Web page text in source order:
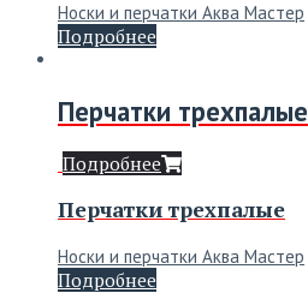
Носки и перчатки Аква Мастер
Подробнее
Перчатки трехпалые
Подробнее
Перчатки трехпалые
Носки и перчатки Аква Мастер
Подробнее